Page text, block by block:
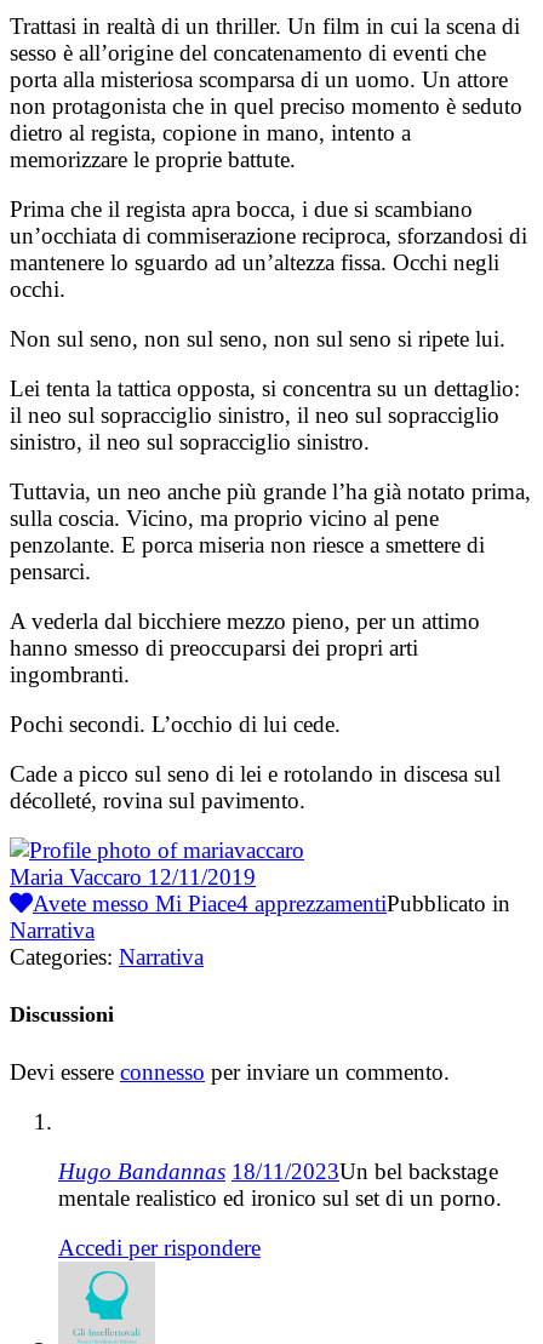
Trattasi in realtà di un thriller. Un film in cui la scena di
sesso è all’origine del concatenamento di eventi che
porta alla misteriosa scomparsa di un uomo. Un attore
non protagonista che in quel preciso momento è seduto
dietro al regista, copione in mano, intento a
memorizzare le proprie battute.
Prima che il regista apra bocca, i due si scambiano
un’occhiata di commiserazione reciproca, sforzandosi di
mantenere lo sguardo ad un’altezza fissa. Occhi negli
occhi.
Non sul seno, non sul seno, non sul seno si ripete lui.
Lei tenta la tattica opposta, si concentra su un dettaglio:
il neo sul sopracciglio sinistro, il neo sul sopracciglio
sinistro, il neo sul sopracciglio sinistro.
Tuttavia, un neo anche più grande l’ha già notato prima,
sulla coscia. Vicino, ma proprio vicino al pene
penzolante. E porca miseria non riesce a smettere di
pensarci.
A vederla dal bicchiere mezzo pieno, per un attimo
hanno smesso di preoccuparsi dei propri arti
ingombranti.
Pochi secondi. L’occhio di lui cede.
Cade a picco sul seno di lei e rotolando in discesa sul
décolleté, rovina sul pavimento.
Maria Vaccaro 12/11/2019
Avete messo Mi Piace4 apprezzamentiPubblicato in
Narrativa
Categories: Narrativa
Discussioni
Devi essere connesso per inviare un commento.
Hugo Bandannas 18/11/2023Un bel backstage
mentale realistico ed ironico sul set di un porno.
Accedi per rispondere